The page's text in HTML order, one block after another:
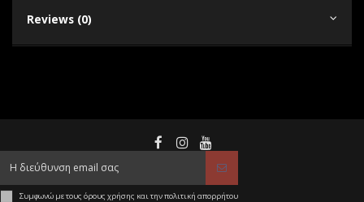
Reviews (0)
Συμφωνώ με τους όρους χρήσης και την πολιτική απορρήτου